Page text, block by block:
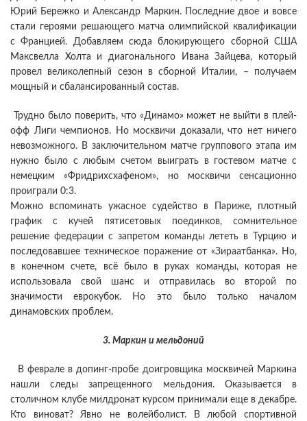
Юрий Бережко и Александр Маркин. Последние двое и вовсе
стали героями решающего матча олимпийской квалификации
с Францией. Добавляем сюда блокирующего сборной США
Максвелла Холта и диагонального Ивана Зайцева, который
провел великолепный сезон в сборной Италии, – получаем
мощный и сбалансированный состав.
Трудно было поверить, что «Динамо» может не выйти в плей-
офф Лиги чемпионов. Но москвичи доказали, что нет ничего
невозможного. В заключительном матче группового этапа им
нужно было с любым счетом выиграть в гостевом матче с
немецким «Фридрихсхафеном», но москвичи сенсационно
проиграли 0:3.
Можно вспоминать ужасное судейство в Париже, плотный
график с кучей пятисетовых поединков, сомнительное
решение федерации с запретом команды лететь в Турцию и
последовавшее техническое поражение от «Зираатбанка». Но,
в конечном счете, всё было в руках команды, которая не
использовала свой шанс и отправилась во второй по
значимости еврокубок. Но это было только началом
динамовских проблем.
3. Маркин и мельдоний
В феврале в допинг-пробе доигровщика москвичей Маркина
нашли следы запрещенного мельдония. Оказывается в
столичном клубе милдронат курсом принимали еще в декабре.
Кто виноват? Явно не волейболист. В любой спортивной